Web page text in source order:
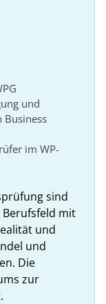
und
Business
im WP-
sind
Berufsfeld mit
und
und
Die
zur